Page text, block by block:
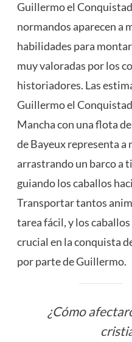
Guillermo el
normandos aparecen a
habilidades para
muy valoradas por los
historiadores. Las
Guillermo el
Mancha con una flota
de Bayeux representa
arrastrando un barco a
guiando los caballos
Transportar tantos
tarea fácil, y los
crucial en la conquista
por parte de Guillermo.
¿Cómo